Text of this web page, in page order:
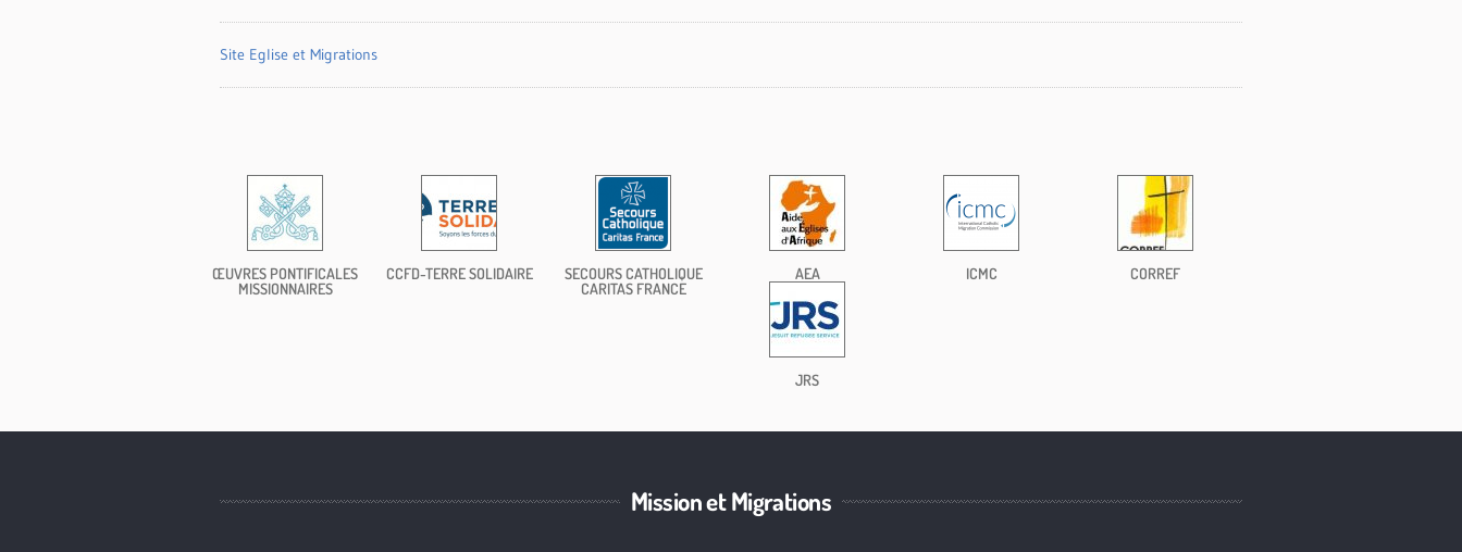
Site Eglise et Migrations
ŒUVRES PONTIFICALES
MISSIONNAIRES
CCFD-TERRE SOLIDAIRE
SECOURS CATHOLIQUE
CARITAS FRANCE
AEA ICMC CORREF
JRS
Mission et Migrations